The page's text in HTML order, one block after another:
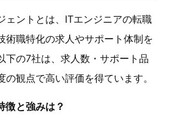
ェントとは、ITエンジニアの転職
術職特化の求人やサポート体制を
下の7社は、求人数・サポート品
観点で高い評価を得ています。
徴と強みは？